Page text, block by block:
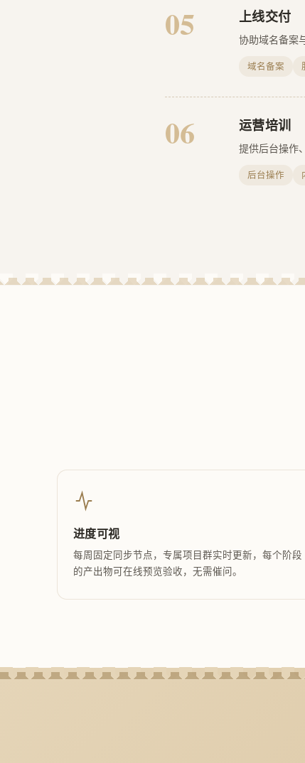
05 上线交付
协助域名备案
域名备案
06 运营培训
提供后台操作
后台操作
进度可视
每周固定同步节点，专属项目群实时更新，每个阶段
的产出物可在线预览验收，无需催问。